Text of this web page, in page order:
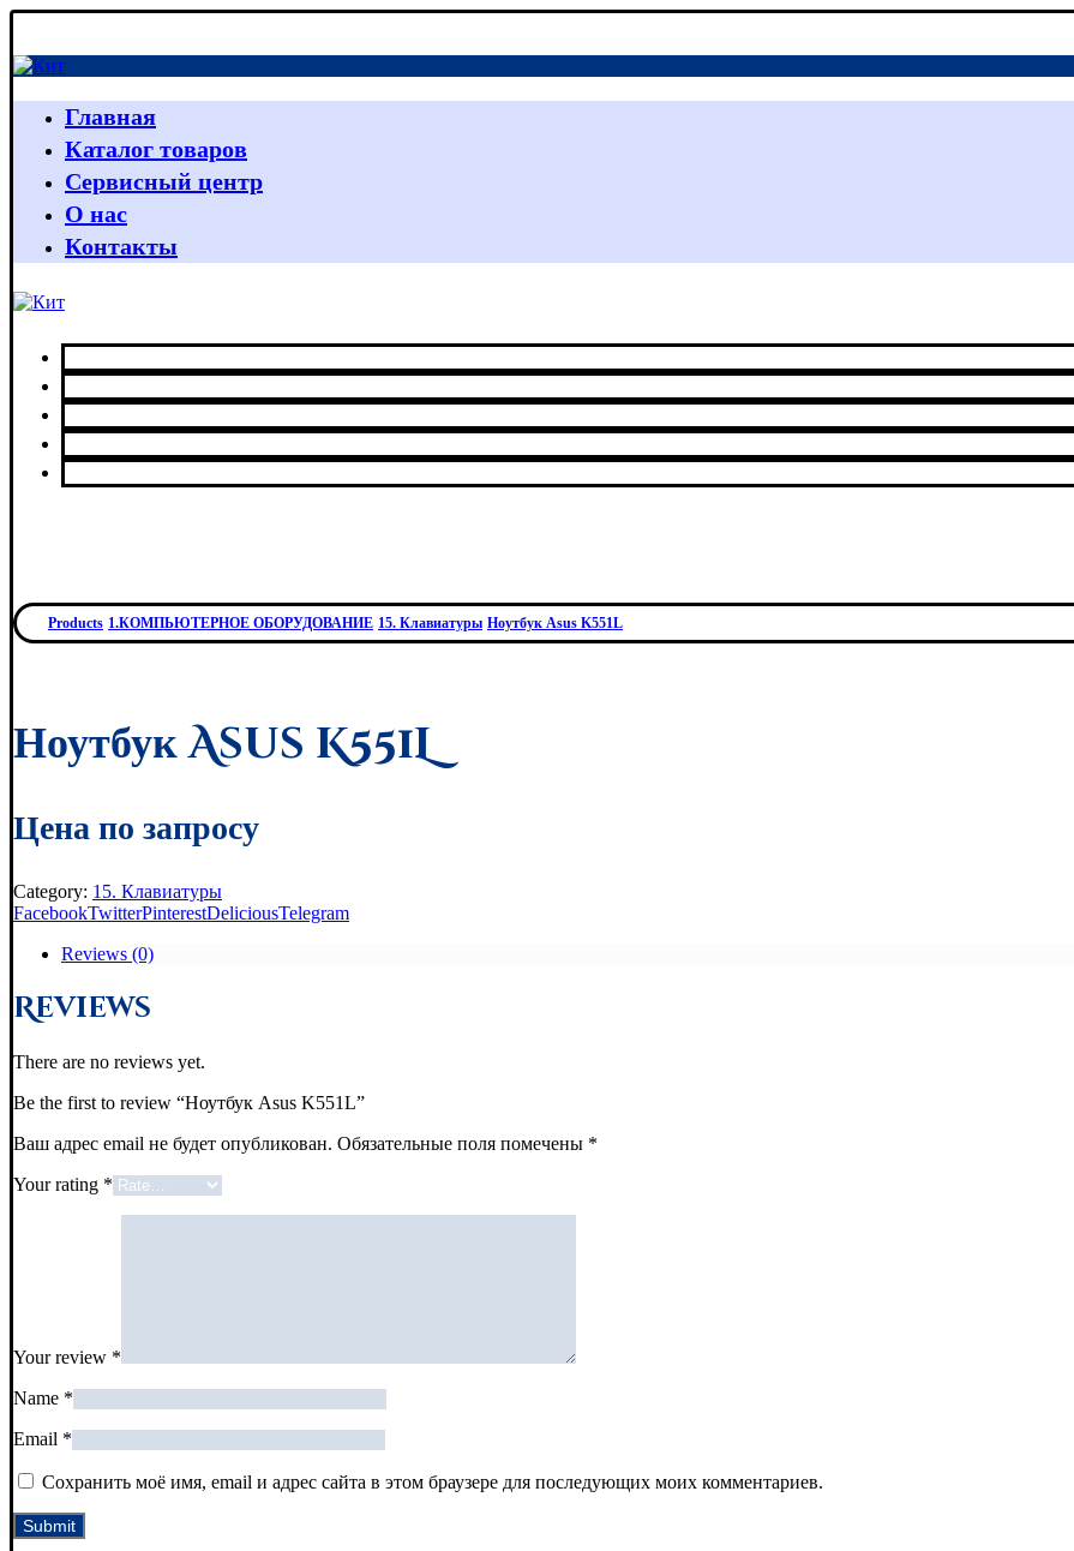
Главная
Каталог товаров
Сервисный центр
О нас
Контакты
Products 1.КОМПЬЮТЕРНОЕ ОБОРУДОВАНИЕ 15. Клавиатуры Ноутбук Asus K551L
Ноутбук Asus K551L
Цена по запросу
Category: 15. Клавиатуры
FacebookTwitterPinterestDeliciousTelegram
Reviews (0)
Reviews
There are no reviews yet.
Be the first to review “Ноутбук Asus K551L”
Ваш адрес email не будет опубликован. Обязательные поля помечены *
Your rating *
Your review *
Name *
Email *
Сохранить моё имя, email и адрес сайта в этом браузере для последующих моих комментариев.